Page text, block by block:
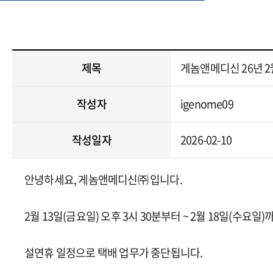
제목 게놈앤메디신 26년
작성자 igenome09
작성일자 2026-02-10
안녕하세요, 게놈앤메디신㈜ 입니다.
2월 13일(금요일) 오후 3시 30분부터 ~ 2월 18일(수요일)
설연휴 일정으로 택배 업무가 중단됩니다.